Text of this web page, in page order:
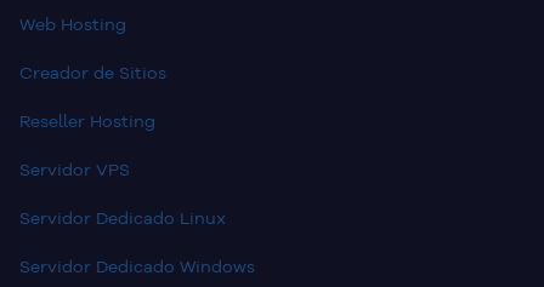
Web Hosting
Creador de Sitios
Reseller Hosting
Servidor VPS
Servidor Dedicado Linux
Servidor Dedicado Windows